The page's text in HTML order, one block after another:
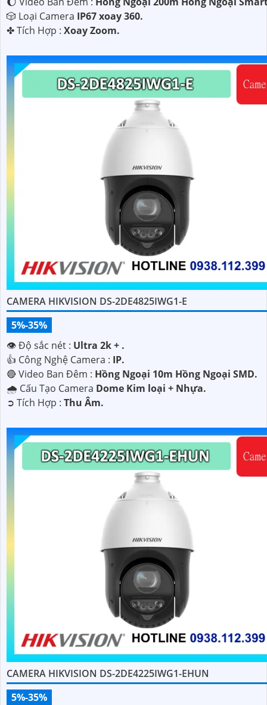
🎲 Loại Camera IP67 xoay 360.
️✤ Tích Hợp : Xoay Zoom.
CAMERA HIKVISION DS-2DE4825IWG1-E
5%-35%
👁 Độ sắc nét : Ultra 2k + .
👍 Công Nghệ Camera : IP.
🔴 Video Ban Đêm : Hồng Ngoại 10m Hồng Ngoại SMD.
🌧️ Cấu Tạo Camera Dome Kim loại + Nhựa.
️➲ Tích Hợp : Thu Âm.
CAMERA HIKVISION DS-2DE4225IWG1-EHUN
5%-35%